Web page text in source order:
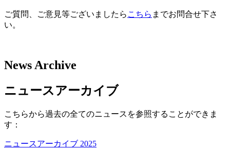
ご質問、ご意見等ございましたら こちら までお問合せ下さ
い。
News Archive
ニュースアーカイブ
こちらから過去の全てのニュースを参照することができま
す：
ニュースアーカイブ 2025